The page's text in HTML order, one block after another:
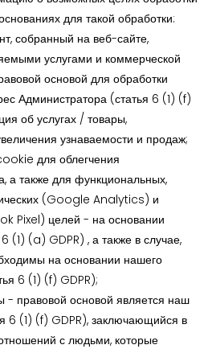
для такой обработки:
собранный на веб-сайте,
услугами и коммерческой
основой для обработки
Администратора (статья 6 (1) (f)
об услугах / товары,
узнаваемости и продаж;
для облегчения
а также для функциональных,
(Google Analytics) и
Pixel) целей - на основании
(1) (a) GDPR) , а также в случае,
на основании нашего
6 (1) (f) GDPR);
- правовой основой является наш
6 (1) (f) GDPR), заключающийся в
с людьми, которые